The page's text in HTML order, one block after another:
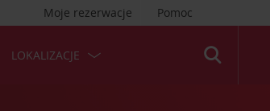
Pomoc
Moje rezerwacje
LOKALIZACJE